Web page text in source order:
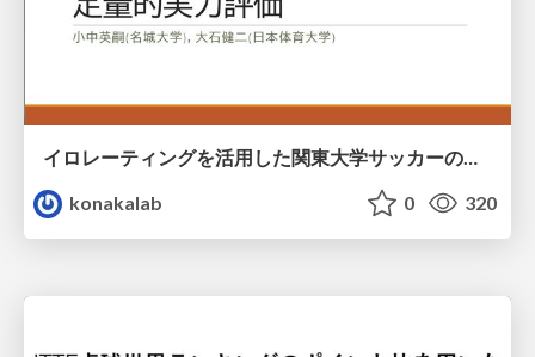
イロレーティングを活用した関東大学サッカーの定量的実力評価 / A quantitative performance evaluation of Kanto University Football Association using Elo rating
konakalab
0 320